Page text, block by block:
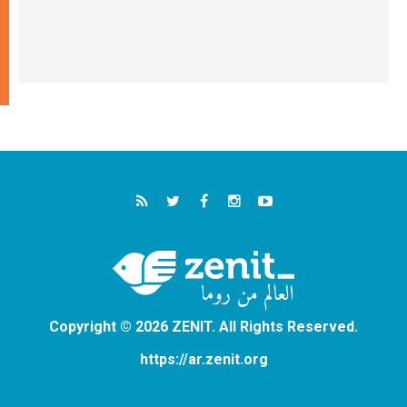
Copyright © 2026 ZENIT. All Rights Reserved.
https://ar.zenit.org